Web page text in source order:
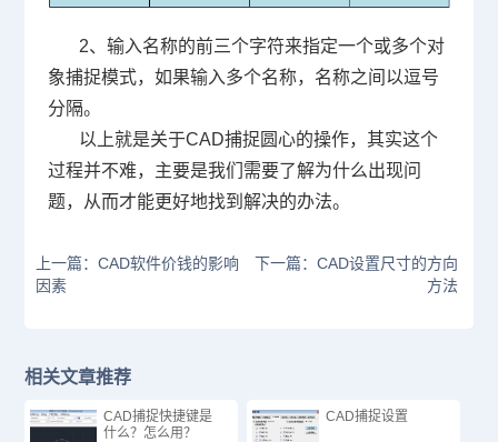
2、输入名称的前三个字符来指定一个或多个对
象捕捉模式，如果输入多个名称，名称之间以逗号
分隔。
以上就是关于CAD捕捉圆心的操作，其实这个
过程并不难，主要是我们需要了解为什么出现问
题，从而才能更好地找到解决的办法。
上一篇：CAD软件价钱的影响
因素
下一篇：CAD设置尺寸的方向
方法
相关文章推荐
CAD捕捉快捷键是
什么？怎么用？
CAD捕捉设置